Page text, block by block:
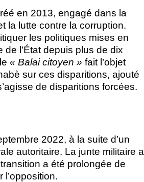
en 2013, engagé dans la
la lutte contre la corruption.
les politiques mises en
l’État depuis plus de dix
« Balai citoyen » fait l’objet
sur ces disparitions, ajouté
de disparitions forcées.
2022, à la suite d’un
autoritaire. La junte militaire a
a été prolongée de